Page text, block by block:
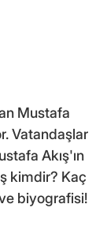
Mustafa
Vatandaşlar
Akış'ın
kimdir? Kaç
biyografisi!